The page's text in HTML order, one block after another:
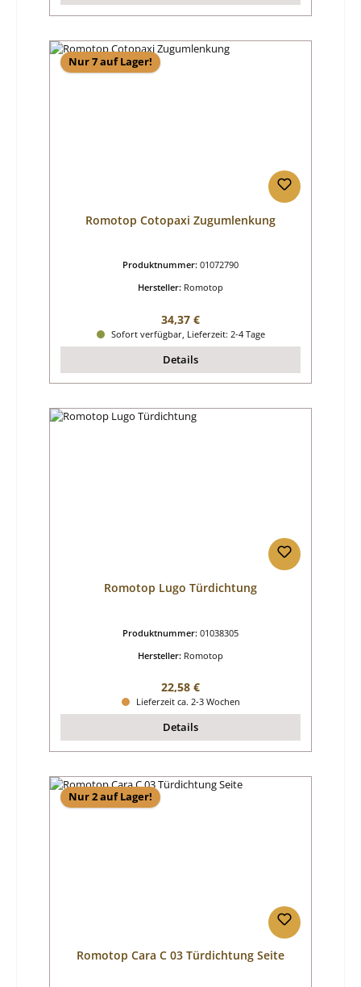
Nur 7 auf Lager!
Romotop Cotopaxi Zugumlenkung
Produktnummer: 01072790
Hersteller: Romotop
Regulärer Preis:
34,37 €
Sofort verfügbar, Lieferzeit: 2-4 Tage
Details
Romotop Lugo Türdichtung
Produktnummer: 01038305
Hersteller: Romotop
Regulärer Preis:
22,58 €
Lieferzeit ca. 2-3 Wochen
Details
Nur 2 auf Lager!
Romotop Cara C 03 Türdichtung Seite